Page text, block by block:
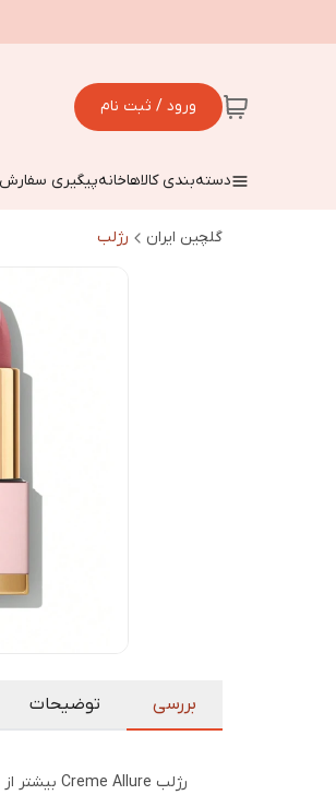
ورود / ثبت نام
دسته‌بندی کالاهاخانهپیگیری سفارش
گلچین ایران رژلب
بررسی توضیحات
رژلب Creme Allure بیشتر از اینکه صرفاً یک رژلب رنگی باشد، حس یک